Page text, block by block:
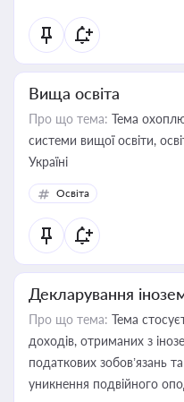
Вища освіта
Про що тема: Тема
системи вищої освіти,
Україні
Освіта
Декларування
Про що тема: Тема
доходів, отриманих з
податкових зобов’язань
уникнення подвійного